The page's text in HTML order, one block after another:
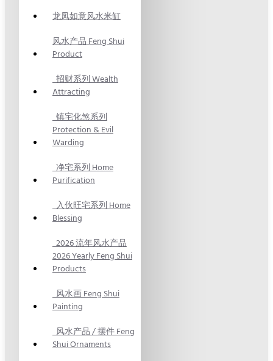
龙凤如意风水米缸
风水产品 Feng Shui
Product
招财系列 Wealth
Attracting
镇宅化煞系列
Protection & Evil
Warding
净宅系列 Home
Purification
入伙旺宅系列 Home
Blessing
2026 流年风水产品
2026 Yearly Feng Shui
Products
风水画 Feng Shui
Painting
风水产品 / 摆件 Feng
Shui Ornaments